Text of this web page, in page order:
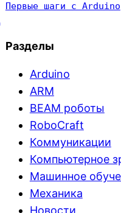
Первые шаги с Arduino
Разделы
Arduino
ARM
BEAM роботы
RoboCraft
Коммуникации
Компьютерное
Машинное
Механика
Новости